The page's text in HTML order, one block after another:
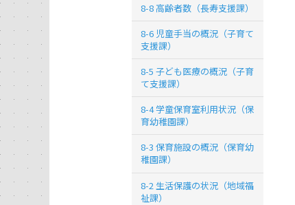
8-8 高齢者数（長寿支援課）
8-6 児童手当の概況（子育て
支援課）
8-5 子ども医療の概況（子育
て支援課）
8-4 学童保育室利用状況（保
育幼稚園課）
8-3 保育施設の概況（保育幼
稚園課）
8-2 生活保護の状況（地域福
祉課）